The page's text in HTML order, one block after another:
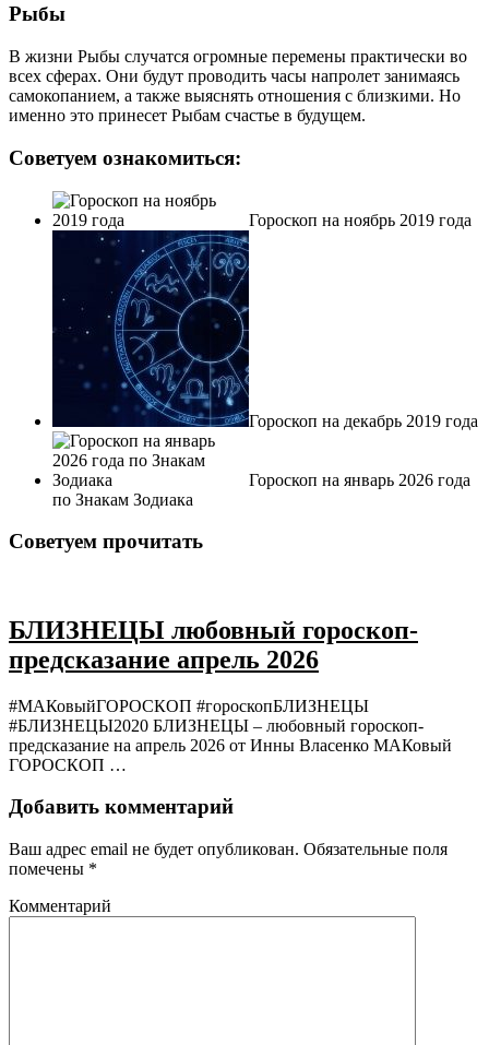
Рыбы
В жизни Рыбы случатся огромные перемены практически во
всех сферах. Они будут проводить часы напролет занимаясь
самокопанием, а также выяснять отношения с близкими. Но
именно это принесет Рыбам счастье в будущем.
Советуем ознакомиться:
Гороскоп на ноябрь 2019 года
Гороскоп на декабрь 2019 года
Гороскоп на январь 2026 года
по Знакам Зодиака
Советуем прочитать
БЛИЗНЕЦЫ любовный гороскоп-
предсказание апрель 2026
#МАКовыйГОРОСКОП #гороскопБЛИЗНЕЦЫ
#БЛИЗНЕЦЫ2020 БЛИЗНЕЦЫ – любовный гороскоп-
предсказание на апрель 2026 от Инны Власенко МАКовый
ГОРОСКОП …
Добавить комментарий
Ваш адрес email не будет опубликован. Обязательные поля
помечены *
Комментарий